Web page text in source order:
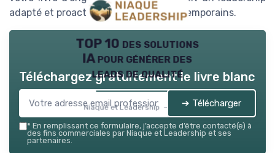
adapté et proactif face aux défis contemporains.
TOP 10 des solutions
IA pour générer des
leads de qualité
Niaque et Leadership — 2026
Téléchargez gratuitement le livre blanc
➔ Télécharger
* En remplissant ce formulaire, j’accepte d’être contacté(e) à
des fins commerciales par Niaque et Leadership et ses
partenaires.